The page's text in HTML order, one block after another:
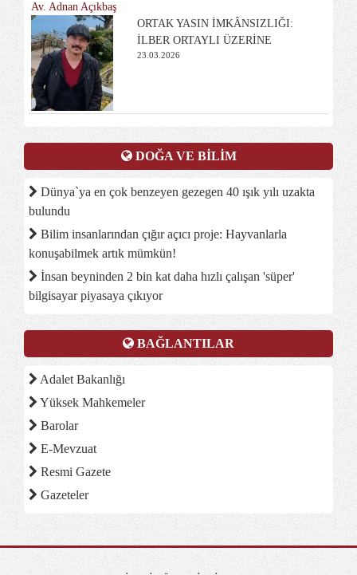
Av. Adnan Açıkbaş
ORTAK YASIN İMKÂNSIZLIĞI:
İLBER ORTAYLI ÜZERİNE
23.03.2026
DOĞA VE BİLİM
Dünya`ya en çok benzeyen gezegen 40 ışık yılı uzakta
bulundu
Bilim insanlarından çığır açıcı proje: Hayvanlarla
konuşabilmek artık mümkün!
İnsan beyninden 2 bin kat daha hızlı çalışan 'süper'
bilgisayar piyasaya çıkıyor
BAĞLANTILAR
Adalet Bakanlığı
Yüksek Mahkemeler
Barolar
E-Mevzuat
Resmi Gazete
Gazeteler